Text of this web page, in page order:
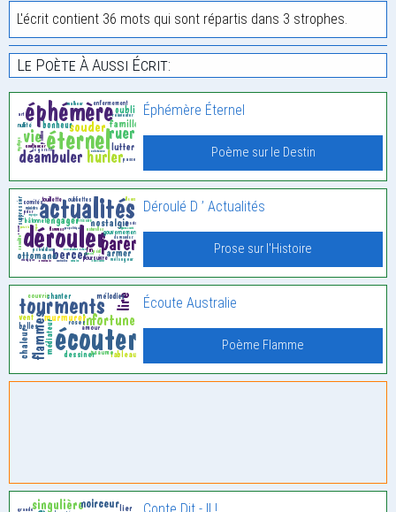
L'écrit contient 36 mots qui sont répartis dans 3 strophes.
Le Poète À Aussi Écrit:
Éphémère Éternel
Poème sur le Destin
Déroulé D ’ Actualités
Prose sur l'Histoire
Écoute Australie
Poème Flamme
Conte Dit - Il !